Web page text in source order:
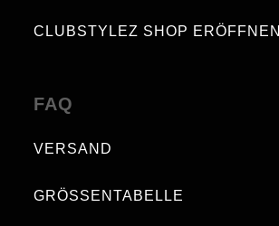
CLUBSTYLEZ SHOP ERÖFFNEN
FAQ
VERSAND
GRÖSSENTABELLE